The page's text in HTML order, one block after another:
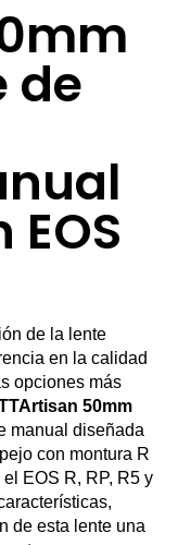
de
de la lente
en la calidad
opciones más
50mm
manual diseñada
con montura R
EOS R, RP, R5 y
de esta lente una